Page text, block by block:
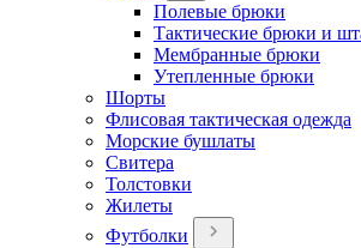
Полевые брюки
Тактические брюки и
Мембранные брюки
Утепленные брюки
Шорты
Флисовая тактическая одежда
Морские бушлаты
Свитера
Толстовки
Жилеты
Футболки